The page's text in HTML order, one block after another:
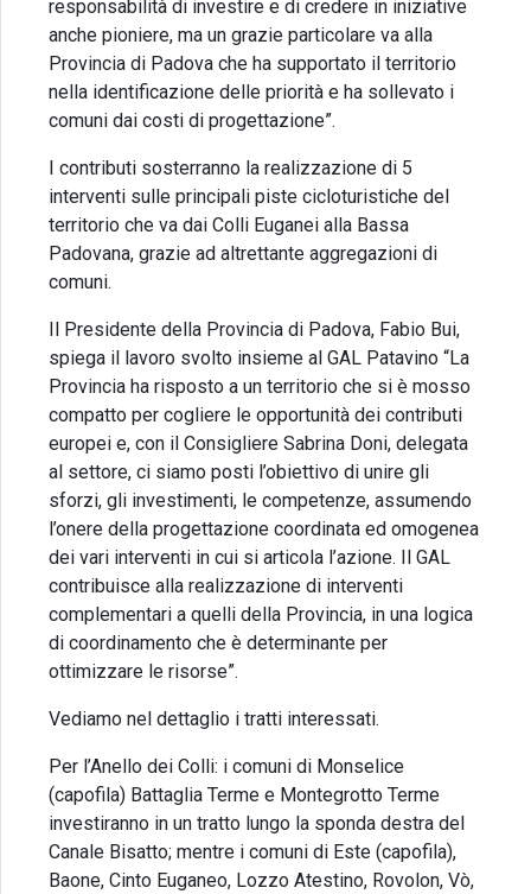
responsabilità di investire e di credere in iniziative
anche pioniere, ma un grazie particolare va alla
Provincia di Padova che ha supportato il territorio
nella identificazione delle priorità e ha sollevato i
comuni dai costi di progettazione”.
I contributi sosterranno la realizzazione di 5
interventi sulle principali piste cicloturistiche del
territorio che va dai Colli Euganei alla Bassa
Padovana, grazie ad altrettante aggregazioni di
comuni.
Il Presidente della Provincia di Padova, Fabio Bui,
spiega il lavoro svolto insieme al GAL Patavino “La
Provincia ha risposto a un territorio che si è mosso
compatto per cogliere le opportunità dei contributi
europei e, con il Consigliere Sabrina Doni, delegata
al settore, ci siamo posti l’obiettivo di unire gli
sforzi, gli investimenti, le competenze, assumendo
l’onere della progettazione coordinata ed omogenea
dei vari interventi in cui si articola l’azione. Il GAL
contribuisce alla realizzazione di interventi
complementari a quelli della Provincia, in una logica
di coordinamento che è determinante per
ottimizzare le risorse”.
Vediamo nel dettaglio i tratti interessati.
Per l’Anello dei Colli: i comuni di Monselice
(capofila) Battaglia Terme e Montegrotto Terme
investiranno in un tratto lungo la sponda destra del
Canale Bisatto; mentre i comuni di Este (capofila),
Baone, Cinto Euganeo, Lozzo Atestino, Rovolon, Vò,